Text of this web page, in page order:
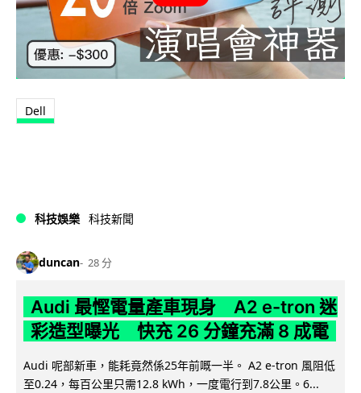
Dell
科技娛樂 科技新聞
duncan 28 分
Audi 最慳電量產車現身 A2 e-tron 迷
彩造型曝光 快充 26 分鐘充滿 8 成電
Audi 呢部新車，能耗竟然係25年前嘅一半。 A2 e-tron 風阻低
至0.24，每百公里只需12.8 kWh，一度電行到7.8公里。6...